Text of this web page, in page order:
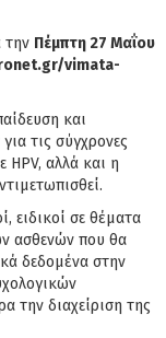
την Πέμπτη 27 Μαΐου
vimata-
και
τις σύγχρονες
HPV, αλλά και η
ειδικοί σε θέματα
ασθενών που θα
δεδομένα στην
την διαχείριση της